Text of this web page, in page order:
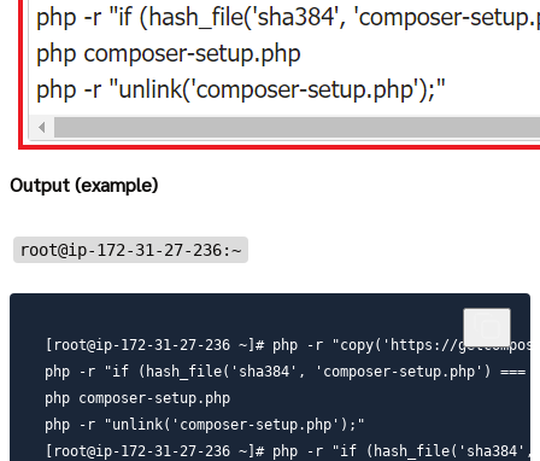
Output (example)
root@ip-172-31-27-236:~
[root@ip-172-31-27-236 ~]# php -r "copy('https://
php -r "if (hash_file('sha384', 'composer-setup.php') ===
php composer-setup.php
php -r "unlink('composer-setup.php');"
[root@ip-172-31-27-236 ~]# php -r "if (hash_file('sha384',